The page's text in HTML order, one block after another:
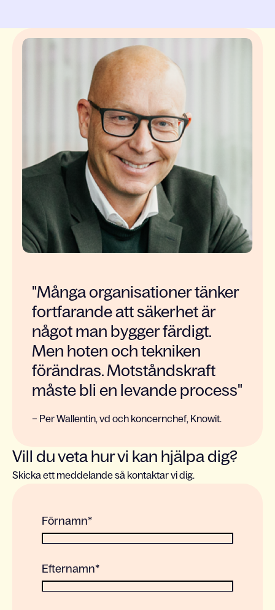
"Många organisationer tänker
fortfarande att säkerhet är
något man bygger färdigt.
Men hoten och tekniken
förändras. Motståndskraft
måste bli en levande process"
– Per Wallentin, vd och koncernchef, Knowit.
Vill du veta hur vi kan hjälpa dig?
Skicka ett meddelande så kontaktar vi dig.
Förnamn*
Efternamn*